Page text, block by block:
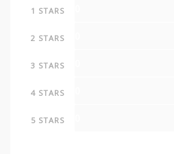
1 STARS
2 STARS
3 STARS
4 STARS
5 STARS